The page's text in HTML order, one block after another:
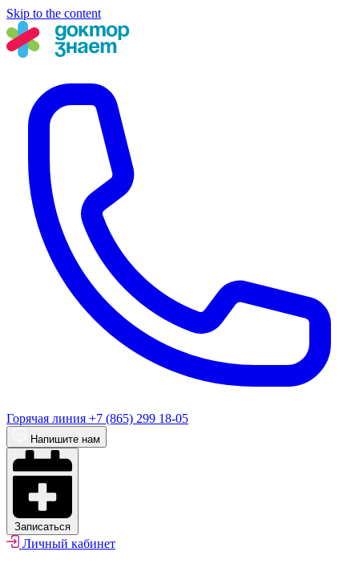
Skip to the content
Горячая линия +7 (865) 299 18-05
Напишите нам
Записаться
Личный кабинет